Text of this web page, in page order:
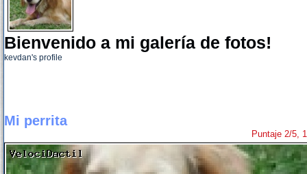
Bienvenido a mi galería de fotos!
kevdan's profile
Mi perrita
Puntaje 2/5,